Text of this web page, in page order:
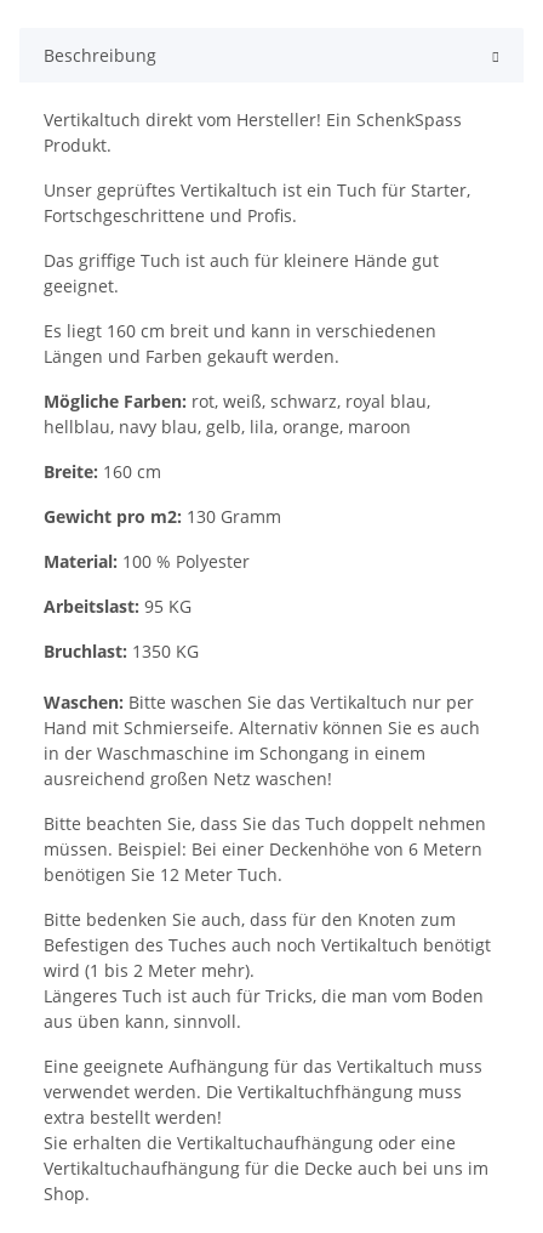
Beschreibung
Vertikaltuch direkt vom Hersteller! Ein SchenkSpass
Produkt.
Unser geprüftes Vertikaltuch ist ein Tuch für Starter,
Fortschgeschrittene und Profis.
Das griffige Tuch ist auch für kleinere Hände gut
geeignet.
Es liegt 160 cm breit und kann in verschiedenen
Längen und Farben gekauft werden.
Mögliche Farben: rot, weiß, schwarz, royal blau,
hellblau, navy blau, gelb, lila, orange, maroon
Breite: 160 cm
Gewicht pro m2: 130 Gramm
Material: 100 % Polyester
Arbeitslast: 95 KG
Bruchlast: 1350 KG
Waschen: Bitte waschen Sie das Vertikaltuch nur per
Hand mit Schmierseife. Alternativ können Sie es auch
in der Waschmaschine im Schongang in einem
ausreichend großen Netz waschen!
Bitte beachten Sie, dass Sie das Tuch doppelt nehmen
müssen. Beispiel: Bei einer Deckenhöhe von 6 Metern
benötigen Sie 12 Meter Tuch.
Bitte bedenken Sie auch, dass für den Knoten zum
Befestigen des Tuches auch noch Vertikaltuch benötigt
wird (1 bis 2 Meter mehr).
Längeres Tuch ist auch für Tricks, die man vom Boden
aus üben kann, sinnvoll.
Eine geeignete Aufhängung für das Vertikaltuch muss
verwendet werden. Die Vertikaltuchfhängung muss
extra bestellt werden!
Sie erhalten die Vertikaltuchaufhängung oder eine
Vertikaltuchaufhängung für die Decke auch bei uns im
Shop.